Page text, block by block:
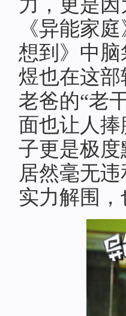
力，更是
《异能家
想到》中
煜也在这
老爸的“老
面也让人
子更是极度
居然毫无
实力解围